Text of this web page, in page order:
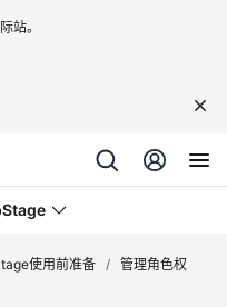
站。
使用前准备 / 管理角色权